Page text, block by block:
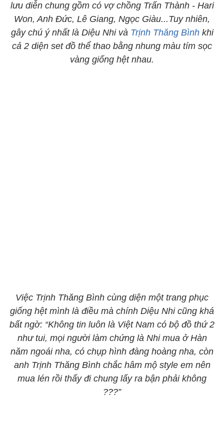
lưu diễn chung gồm có vợ chồng Trấn Thành - Hari
Won, Anh Đức, Lê Giang, Ngọc Giàu...Tuy nhiên,
gây chú ý nhất là Diệu Nhi và Trịnh Thăng Bìnhkhi
cả 2 diện set đồ thể thao bằng nhung màu tím sọc
vàng giống hệt nhau.
Việc Trịnh Thăng Bình cùng diện một trang phục
giống hệt mình là điều mà chính Diệu Nhi cũng khá
bất ngờ: “Không tin luôn là Việt Nam có bộ đồ thứ 2
như tui, mọi người làm chứng là Nhi mua ở Hàn
năm ngoái nha, có chụp hình đàng hoàng nha, còn
anh Trịnh Thăng Bình chắc hâm mộ style em nên
mua lén rồi thấy đi chung lấy ra bận phải không
???”